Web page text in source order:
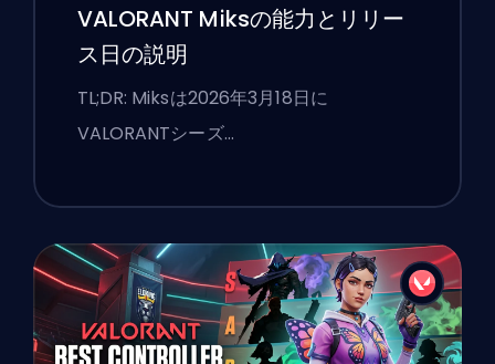
VALORANT Miksの能力とリリー
ス日の説明
TL;DR: Miksは2026年3月18日に
VALORANTシーズ…